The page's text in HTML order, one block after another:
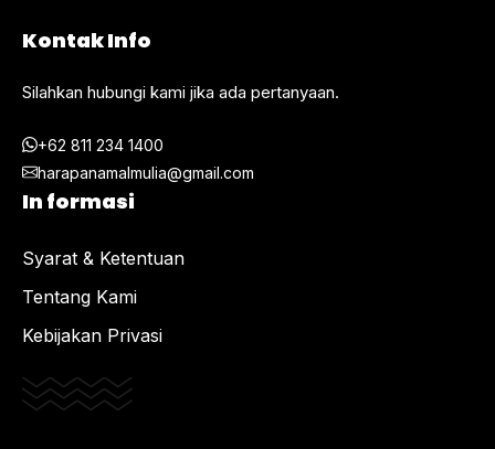
Kontak Info
Silahkan hubungi kami jika ada pertanyaan.
+62 811 234 1400
harapanamalmulia@gmail.com
In formasi
Syarat & Ketentuan
Tentang Kami
Kebijakan Privasi